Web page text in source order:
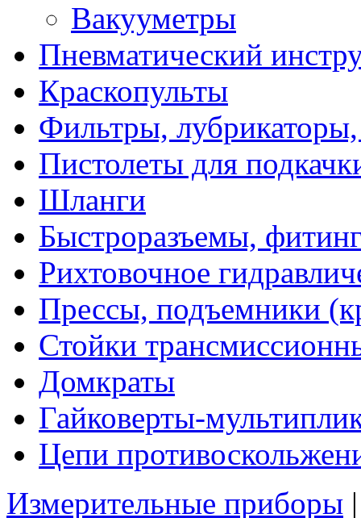
Вакууметры
Пневматический
Краскопульты
Фильтры,
Пистолеты для
Шланги
Быстроразъемы,
Рихтовочное
Прессы, подъемники
Стойки
Домкраты
Гайковерты-
Цепи
Измерительные приборы